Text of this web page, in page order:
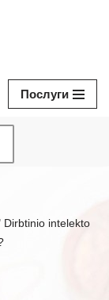
Послуги
Dirbtinio intelekto